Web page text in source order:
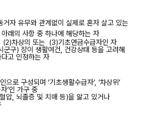
거자 유무와 관계없이 실제로 혼자 살고 있는
래의 사항 중 하나에 해당하는 자
(2)차상의 또는 (3)기초연금수급자인 자
군구) 장이 생활여건, 건강상태 등을 고려해
고 인정하는 자
로 구성되며 ‘기초생활수급자‘, ‘차상위‘
’인 가구 중
압, 뇌졸증 및 치매 등)을 앓고 있거나